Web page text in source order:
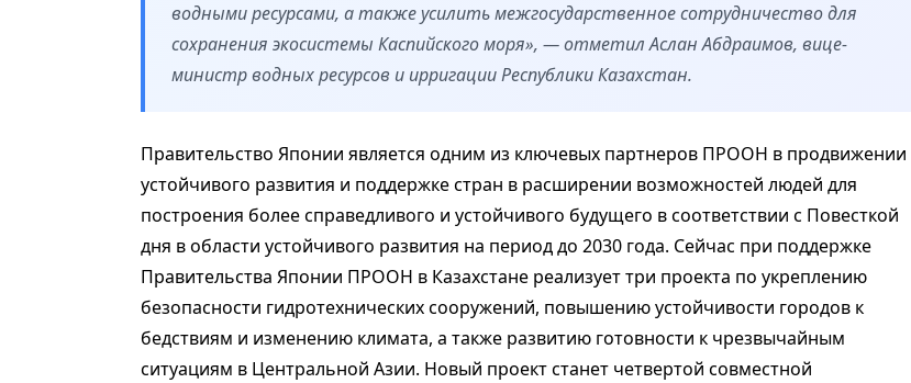
водными ресурсами, а также усилить межгосударственное сотрудничество для
сохранения экосистемы Каспийского моря», — отметил Аслан Абдраимов, вице-
министр водных ресурсов и ирригации Республики Казахстан.
Правительство Японии является одним из ключевых партнеров ПРООН в продвижении
устойчивого развития и поддержке стран в расширении возможностей людей для
построения более справедливого и устойчивого будущего в соответствии с Повесткой
дня в области устойчивого развития на период до 2030 года. Сейчас при поддержке
Правительства Японии ПРООН в Казахстане реализует три проекта по укреплению
безопасности гидротехнических сооружений, повышению устойчивости городов к
бедствиям и изменению климата, а также развитию готовности к чрезвычайным
ситуациям в Центральной Азии. Новый проект станет четвертой совместной